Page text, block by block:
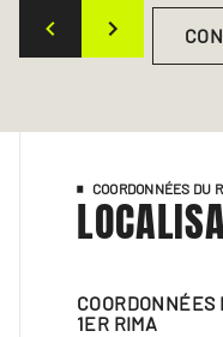
COORDONNÉES DU
COORDONNÉES
1ER RIMA